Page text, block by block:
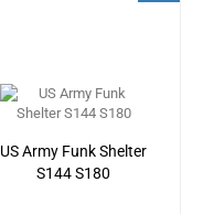
US Army Funk Shelter
S144 S180